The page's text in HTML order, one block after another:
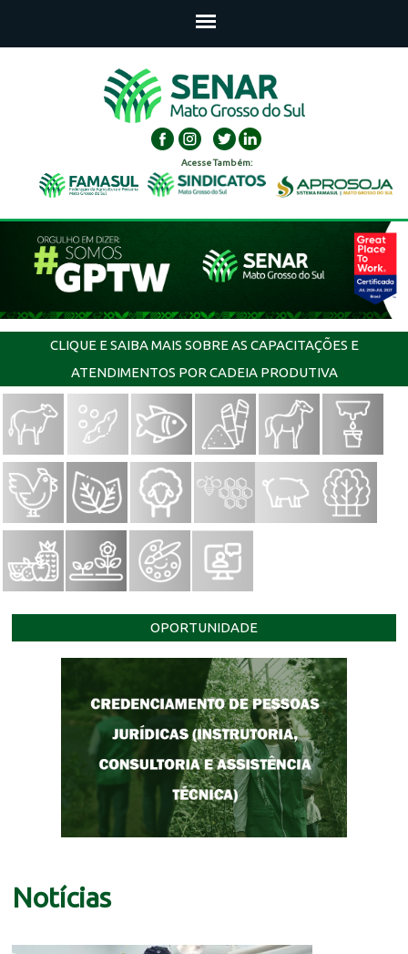
Acesse Também:
CLIQUE E SAIBA MAIS SOBRE AS CAPACITAÇÕES E
ATENDIMENTOS POR CADEIA PRODUTIVA
OPORTUNIDADE
Notícias